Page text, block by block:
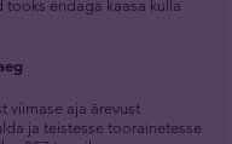
endaga kaasa kulla
viimase aja ärevust
ja teistesse toorainetesse